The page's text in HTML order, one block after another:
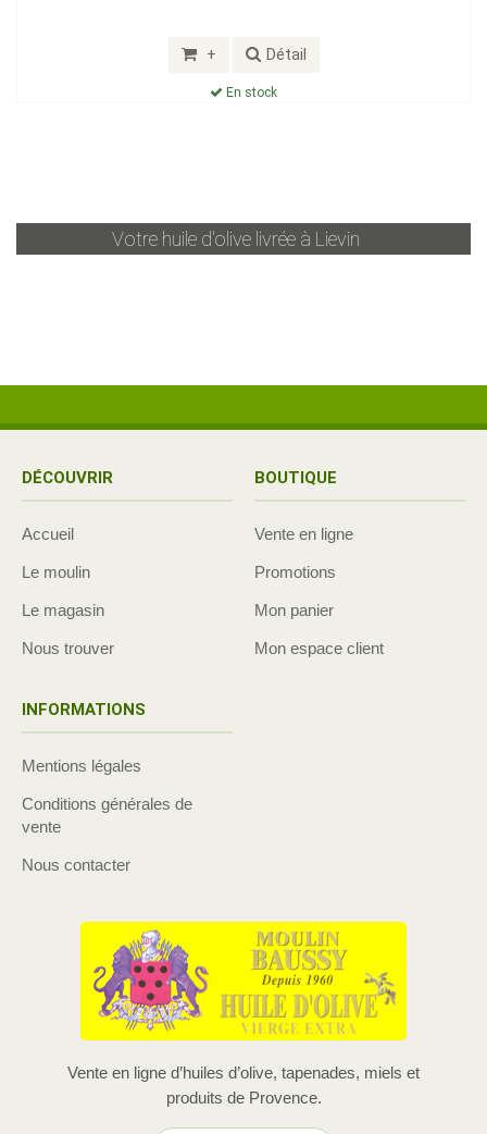
+ Détail
En stock
Votre huile d'olive livrée à Lievin
DÉCOUVRIR
Accueil
Le moulin
Le magasin
Nous trouver
BOUTIQUE
Vente en ligne
Promotions
Mon panier
Mon espace client
INFORMATIONS
Mentions légales
Conditions générales de
vente
Nous contacter
Vente en ligne d’huiles d’olive, tapenades, miels et
produits de Provence.